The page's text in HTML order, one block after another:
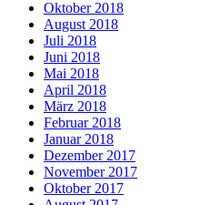
Oktober 2018
August 2018
Juli 2018
Juni 2018
Mai 2018
April 2018
März 2018
Februar 2018
Januar 2018
Dezember 2017
November 2017
Oktober 2017